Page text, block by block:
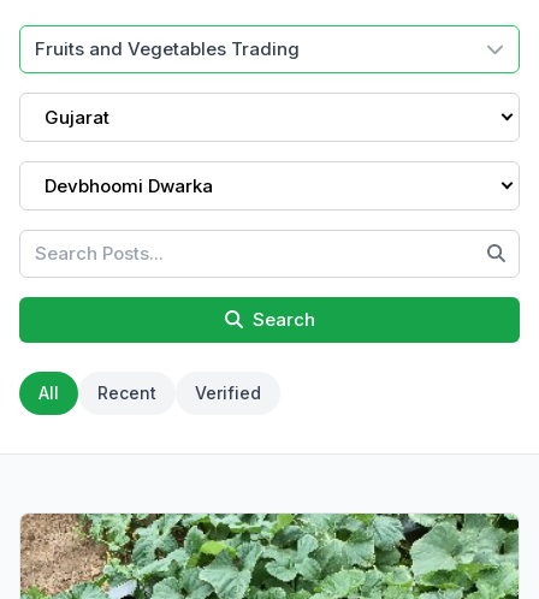
Fruits and Vegetables Trading
Gujarat
Devbhoomi Dwarka
Search
All Recent Verified